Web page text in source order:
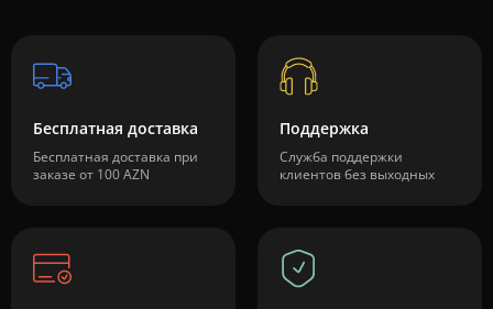
Бесплатная доставка
Бесплатная доставка при
заказе от 100 AZN
Поддержка
Служба поддержки
клиентов без выходных